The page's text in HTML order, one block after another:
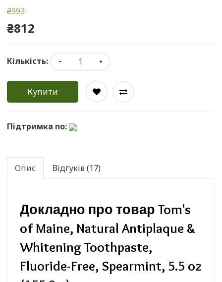
₴993
₴812
Кількість:
Купити
Підтримка по:
Опис Відгуків (17)
Докладно про товар Tom's
of Maine, Natural Antiplaque &
Whitening Toothpaste,
Fluoride-Free, Spearmint, 5.5 oz